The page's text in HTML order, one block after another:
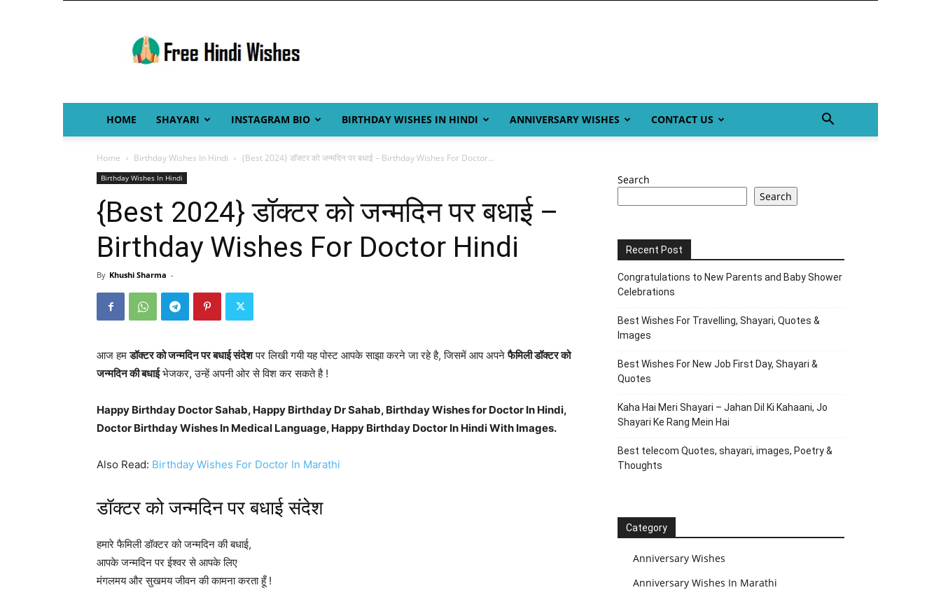
Hindi
Wishes
HOME SHAYARI INSTAGRAM BIO BIRTHDAY WISHES IN HINDI ANNIVERSARY WISHES CONTACT US
Home Birthday Wishes In Hindi {Best 2024} डॉक्टर को जन्मदिन पर बधाई – Birthday Wishes For Doctor...
Birthday Wishes In Hindi
{Best 2024} डॉक्टर को जन्मदिन पर बधाई –
Birthday Wishes For Doctor Hindi
By Khushi Sharma -
आज हमडॉक्टर को जन्मदिन पर बधाई संदेशपर लिखी गयी यह पोस्ट आपके साझा करने जा रहे है, जिसमें आप अपनेफैमिली डॉक्टर को
जन्मदिन की बधाईभेजकर, उन्हें अपनी ओर से विश कर सकते है !
Happy Birthday Doctor Sahab, Happy Birthday Dr Sahab, Birthday Wishes for Doctor In Hindi,
Doctor Birthday Wishes In Medical Language, Happy Birthday Doctor In Hindi With Images.
Also Read: Birthday Wishes For Doctor In Marathi
डॉक्टर को जन्मदिन पर बधाई संदेश
हमारे फैमिली डॉक्टर को जन्मदिन की बधाई,
आपके जन्मदिन पर ईश्वर से आपके लिए
मंगलमय और सुखमय जीवन की कामना करता हूँ !
Search
Search
Recent Post
Congratulations to New Parents and Baby Shower
Celebrations
Best Wishes For Travelling, Shayari, Quotes &
Images
Best Wishes For New Job First Day, Shayari &
Quotes
Kaha Hai Meri Shayari – Jahan Dil Ki Kahaani, Jo
Shayari Ke Rang Mein Hai
Best telecom Quotes, shayari, images, Poetry &
Thoughts
Category
Anniversary Wishes
Anniversary Wishes In Marathi